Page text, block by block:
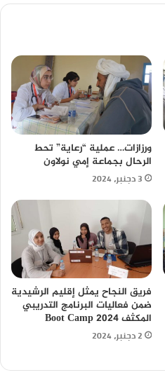
ورزازات… عملية “رعاية” تحط
الرحال بجماعة إمي نولاون
3 دجنبر، 2024
فريق النجاح يمثل إقليم الرشيدية
ضمن فعاليات البرنامج التدريبي
المكثف Boot Camp 2024
2 دجنبر، 2024